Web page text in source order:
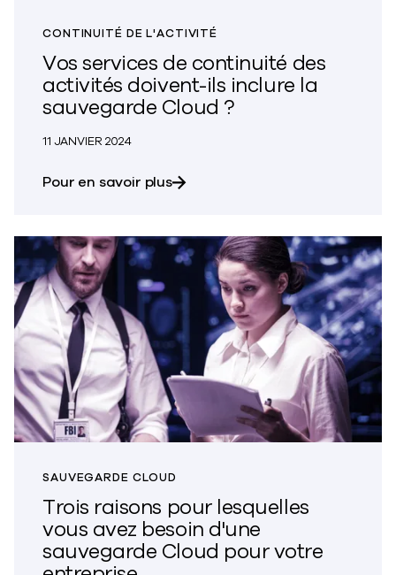
CONTINUITÉ DE L'ACTIVITÉ
Vos services de continuité des
activités doivent-ils inclure la
sauvegarde Cloud ?
11 JANVIER 2024
Pour en savoir plussur la nécessité d'inclure la
SAUVEGARDE CLOUD
Trois raisons pour lesquelles
vous avez besoin d'une
sauvegarde Cloud pour votre